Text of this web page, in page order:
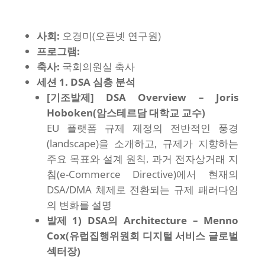
사회: 오경미(오픈넷 연구원)
프로그램:
축사: 국회의원실 축사
세션 1. DSA 심층 분석
[기조발제] DSA Overview – Joris
Hoboken(암스테르담 대학교 교수)
EU 플랫폼 규제 제정의 전반적인 풍경
(landscape)을 소개하고, 규제가 지향하는
주요 목표와 설계 원칙. 과거 전자상거래 지
침(e-Commerce Directive)에서 현재의
DSA/DMA 체제로 전환되는 규제 패러다임
의 변화를 설명
발제 1) DSA의 Architecture – Menno
Cox(유럽집행위원회 디지털 서비스 글로벌
섹터장)